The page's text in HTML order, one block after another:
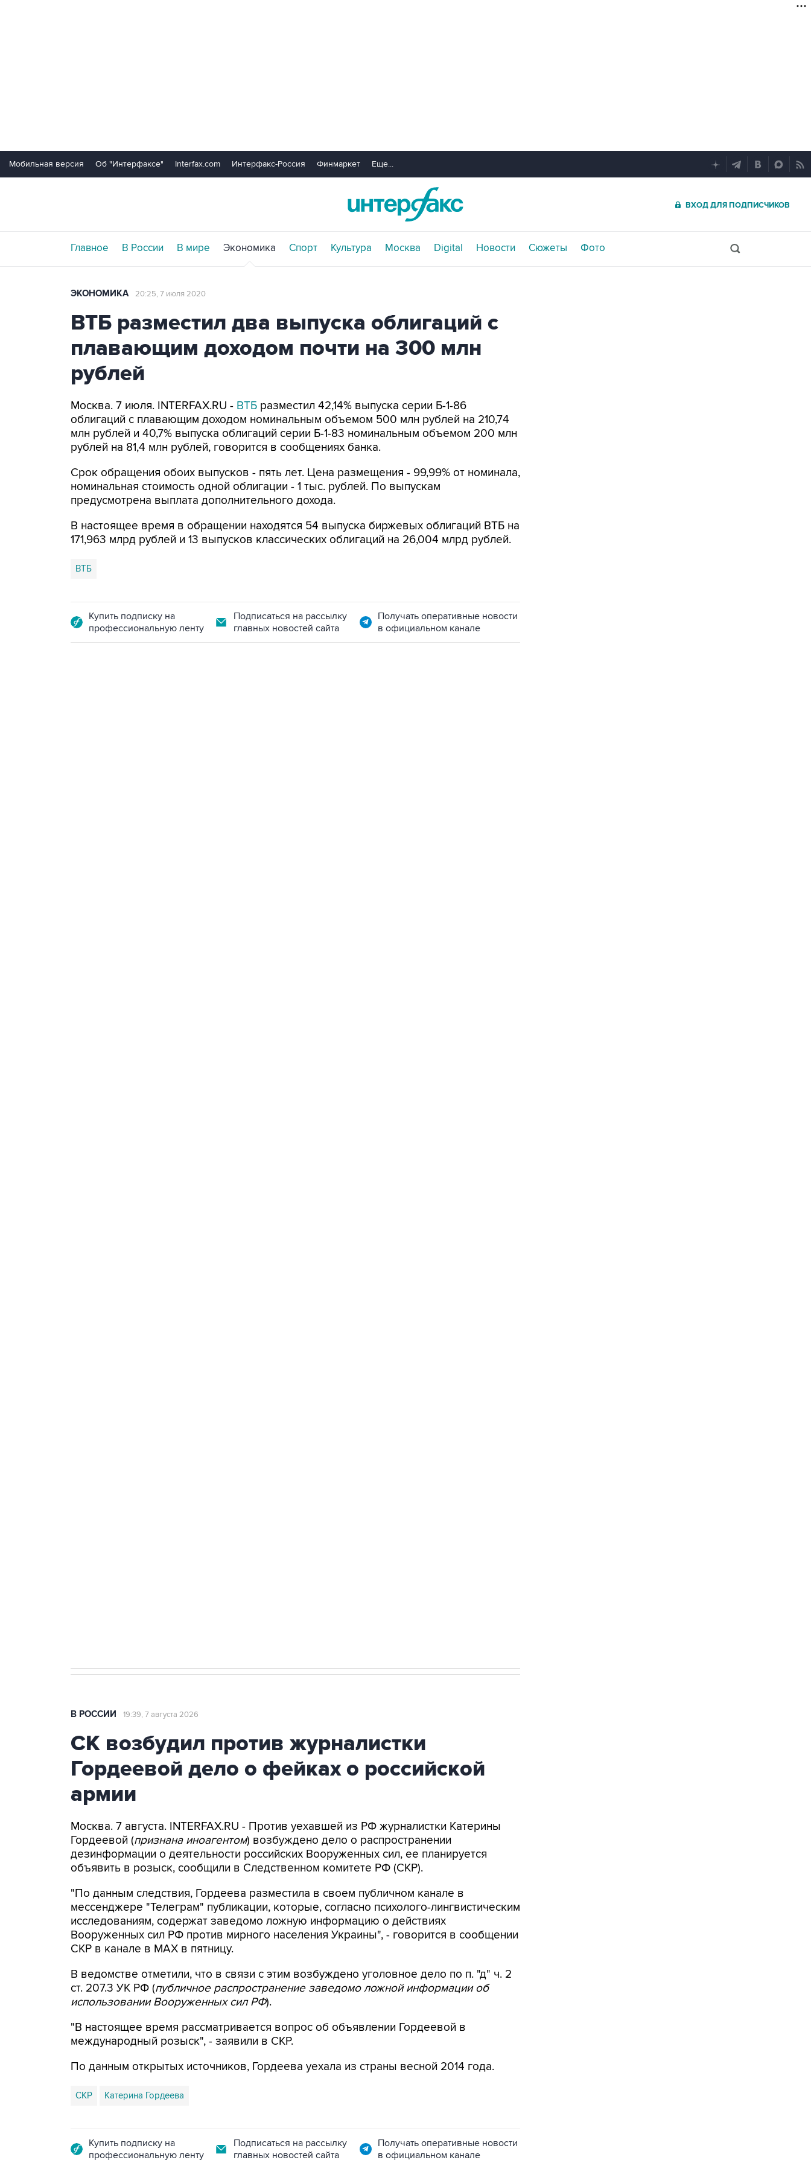
Мобильная версия Об "Интерфаксе" Interfax.com Интерфакс-Россия Финмаркет Еще...
ВХОД ДЛЯ ПОДПИСЧИКОВ
Главное В России В мире Экономика Спорт Культура Москва Digital Новости Сюжеты Фото
ЭКОНОМИКА 20:25, 7 июля 2020
ВТБ разместил два выпуска облигаций с
плавающим доходом почти на 300 млн
рублей
Москва. 7 июля. INTERFAX.RU - ВТБ разместил 42,14% выпуска серии Б-1-86
облигаций с плавающим доходом номинальным объемом 500 млн рублей на 210,74
млн рублей и 40,7% выпуска облигаций серии Б-1-83 номинальным объемом 200 млн
рублей на 81,4 млн рублей, говорится в сообщениях банка.
Срок обращения обоих выпусков - пять лет. Цена размещения - 99,99% от номинала,
номинальная стоимость одной облигации - 1 тыс. рублей. По выпускам
предусмотрена выплата дополнительного дохода.
В настоящее время в обращении находятся 54 выпуска биржевых облигаций ВТБ на
171,963 млрд рублей и 13 выпусков классических облигаций на 26,004 млрд рублей.
ВТБ
Купить подписку на
профессиональную ленту
Подписаться на рассылку
главных новостей сайта
Получать оперативные новости
в официальном канале
В РОССИИ 19:39, 7 августа 2026
СК возбудил против журналистки
Гордеевой дело о фейках о российской
армии
Москва. 7 августа. INTERFAX.RU - Против уехавшей из РФ журналистки Катерины
Гордеевой (признана иноагентом) возбуждено дело о распространении
дезинформации о деятельности российских Вооруженных сил, ее планируется
объявить в розыск, сообщили в Следственном комитете РФ (СКР).
"По данным следствия, Гордеева разместила в своем публичном канале в
мессенджере "Телеграм" публикации, которые, согласно психолого-лингвистическим
исследованиям, содержат заведомо ложную информацию о действиях
Вооруженных сил РФ против мирного населения Украины", - говорится в сообщении
СКР в канале в MAX в пятницу.
В ведомстве отметили, что в связи с этим возбуждено уголовное дело по п. "д" ч. 2
ст. 207.3 УК РФ (публичное распространение заведомо ложной информации об
использовании Вооруженных сил РФ).
"В настоящее время рассматривается вопрос об объявлении Гордеевой в
международный розыск", - заявили в СКР.
По данным открытых источников, Гордеева уехала из страны весной 2014 года.
СКР Катерина Гордеева
Купить подписку на
профессиональную ленту
Подписаться на рассылку
главных новостей сайта
Получать оперативные новости
в официальном канале